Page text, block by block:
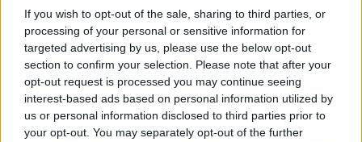
If you wish to opt-out of the sale, sharing to third parties, or
processing of your personal or sensitive information for
targeted advertising by us, please use the below opt-out
section to confirm your selection. Please note that after your
opt-out request is processed you may continue seeing
interest-based ads based on personal information utilized by
us or personal information disclosed to third parties prior to
your opt-out. You may separately opt-out of the further
DTM / 2019. NOV. 24.